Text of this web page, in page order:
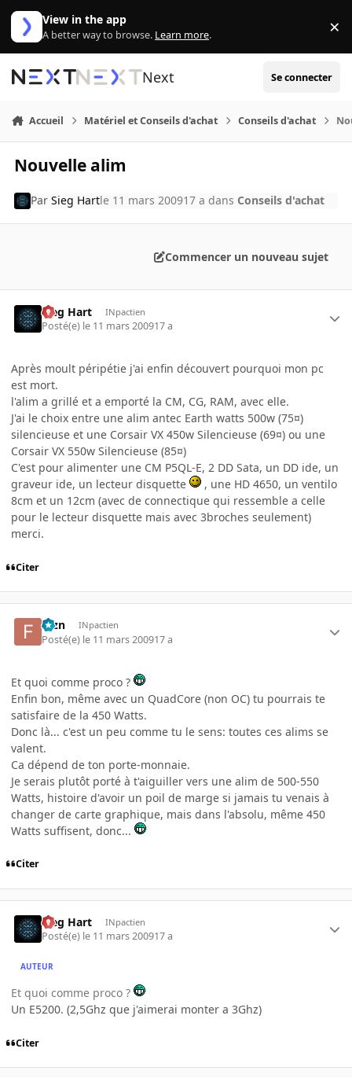
Aller au contenu
View in the app
A better way to browse. Learn more. ×
Next Se connecter
Accueil Matériel et Conseils d'achat Conseils d'achat
Nouvelle alim
ParSieg Hartle 11 mars 200917 a dans Conseils d'achat
Commencer un nouveau sujet
Sieg Hart INpactien
Posté(e) le 11 mars 200917 a
Après moult péripétie j'ai enfin découvert pourquoi mon pc
est mort.
l'alim a grillé et a emporté la CM, CG, RAM, avec elle.
J'ai le choix entre une alim antec Earth watts 500w (75¤)
silencieuse et une Corsair VX 450w Silencieuse (69¤) ou une
Corsair VX 550w Silencieuse (85¤)
C'est pour alimenter une CM P5QL-E, 2 DD Sata, un DD ide, un
graveur ide, un lecteur disquette
, une HD 4650, un ventilo
8cm et un 12cm (avec de connectique qui ressemble a celle
pour le lecteur disquette mais avec 3broches seulement)
merci.
Citer
fbzn INpactien
Posté(e) le 11 mars 200917 a
Et quoi comme proco ?
Enfin bon, même avec un QuadCore (non OC) tu pourrais te
satisfaire de la 450 Watts.
Donc là... c'est un peu comme tu le sens: toutes ces alims se
valent.
Ca dépend de ton porte-monnaie.
Je serais plutôt porté à t'aiguiller vers une alim de 500-550
Watts, histoire d'avoir un poil de marge si jamais tu venais à
changer de carte graphique, mais dans l'absolu, même 450
Watts suffisent, donc...
Citer
Sieg Hart INpactien
Posté(e) le 11 mars 200917 a
AUTEUR
Et quoi comme proco ?
Un E5200. (2,5Ghz que j'aimerai monter a 3Ghz)
Citer